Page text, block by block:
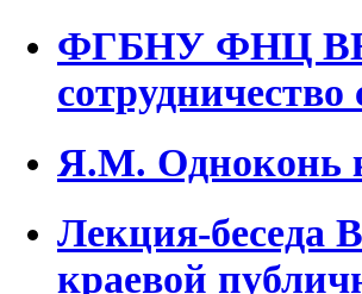
ФГБНУ ФНЦ
Я.М. Одноконь
Лекция-беседа
краевой